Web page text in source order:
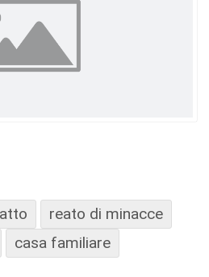
reato di minacce
casa familiare